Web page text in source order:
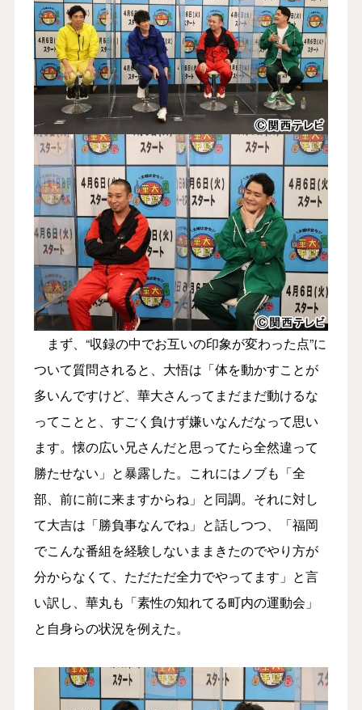
まず、“収録の中でお互いの印象が変わった点”に
ついて質問されると、大悟は「体を動かすことが
多いんですけど、華大さんってまだまだ動けるな
ってことと、すごく負けず嫌いなんだなって思い
ます。懐の広い兄さんだと思ってたら全然違って
勝たせない」と暴露した。これにはノブも「全
部、前に前に来ますからね」と同調。それに対し
て大吉は「勝負事なんでね」と話しつつ、「福岡
でこんな番組を経験しないままきたのでやり方が
分からなくて、ただただ全力でやってます」と言
い訳し、華丸も「素性の知れてる町内の運動会」
と自身らの状況を例えた。